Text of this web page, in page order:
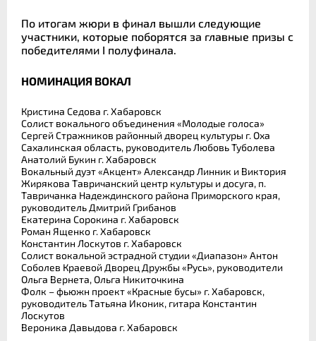
По итогам жюри в финал вышли следующие
участники, которые поборятся за главные призы с
победителями I полуфинала.
НОМИНАЦИЯ ВОКАЛ
Кристина Седова г. Хабаровск
Солист вокального объединения «Молодые голоса»
Сергей Стражников районный дворец культуры г. Оха
Сахалинская область, руководитель Любовь Туболева
Анатолий Букин г. Хабаровск
Вокальный дуэт «Акцент» Александр Линник и Виктория
Жирякова Тавричанский центр культуры и досуга, п.
Тавричанка Надеждинского района Приморского края,
руководитель Дмитрий Грибанов
Екатерина Сорокина г. Хабаровск
Роман Ященко г. Хабаровск
Константин Лоскутов г. Хабаровск
Солист вокальной эстрадной студии «Диапазон» Антон
Соболев Краевой Дворец Дружбы «Русь», руководители
Ольга Вернета, Ольга Никиточкина
Фолк – фьюжн проект «Красные бусы» г. Хабаровск,
руководитель Татьяна Иконик, гитара Константин
Лоскутов
Вероника Давыдова г. Хабаровск